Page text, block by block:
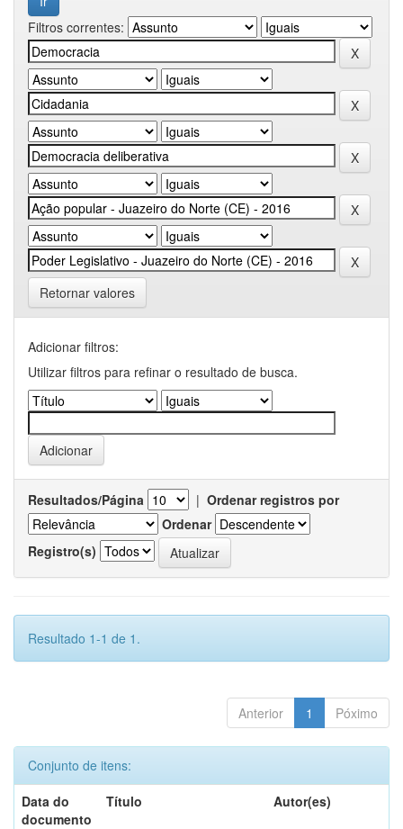
Filtros correntes:
Retornar valores
Adicionar filtros:
Utilizar filtros para refinar o resultado de busca.
Resultados/Página | Ordenar registros por
Ordenar
Registro(s)
Resultado 1-1 de 1.
Anterior 1 Póximo
Conjunto de itens:
Data do
documento
Título Autor(es)